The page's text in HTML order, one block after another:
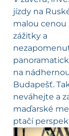
jízdy na
malou cenou
zážitky a
na
Budapešť.
neváhejte a
maďarské
ptačí